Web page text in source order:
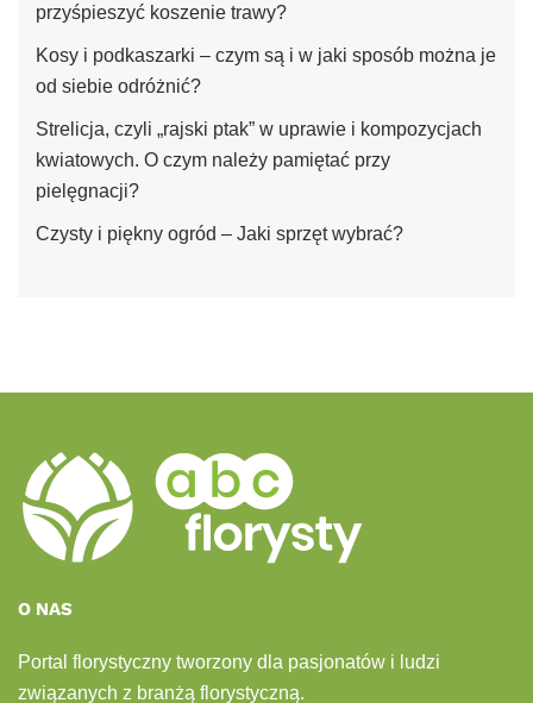
przyśpieszyć koszenie trawy?
Kosy i podkaszarki – czym są i w jaki sposób można je
od siebie odróżnić?
Strelicja, czyli „rajski ptak” w uprawie i kompozycjach
kwiatowych. O czym należy pamiętać przy
pielęgnacji?
Czysty i piękny ogród – Jaki sprzęt wybrać?
O NAS
Portal florystyczny tworzony dla pasjonatów i ludzi
związanych z branżą florystyczną.